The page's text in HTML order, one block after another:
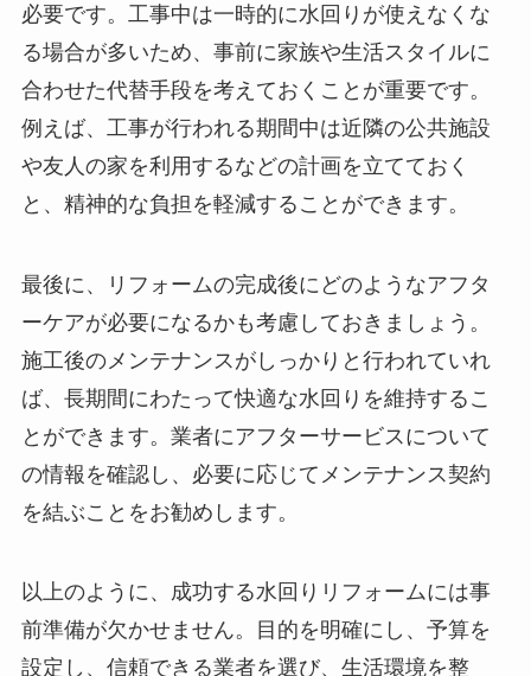
必要です。工事中は一時的に水回りが使えなくな
る場合が多いため、事前に家族や生活スタイルに
合わせた代替手段を考えておくことが重要です。
例えば、工事が行われる期間中は近隣の公共施設
や友人の家を利用するなどの計画を立てておく
と、精神的な負担を軽減することができます。
最後に、リフォームの完成後にどのようなアフタ
ーケアが必要になるかも考慮しておきましょう。
施工後のメンテナンスがしっかりと行われていれ
ば、長期間にわたって快適な水回りを維持するこ
とができます。業者にアフターサービスについて
の情報を確認し、必要に応じてメンテナンス契約
を結ぶことをお勧めします。
以上のように、成功する水回りリフォームには事
前準備が欠かせません。目的を明確にし、予算を
設定し、信頼できる業者を選び、生活環境を整